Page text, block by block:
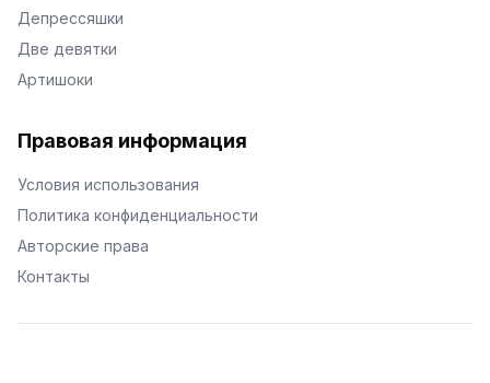
Депрессяшки
Две девятки
Артишоки
Правовая информация
Условия использования
Политика конфиденциальности
Авторские права
Контакты